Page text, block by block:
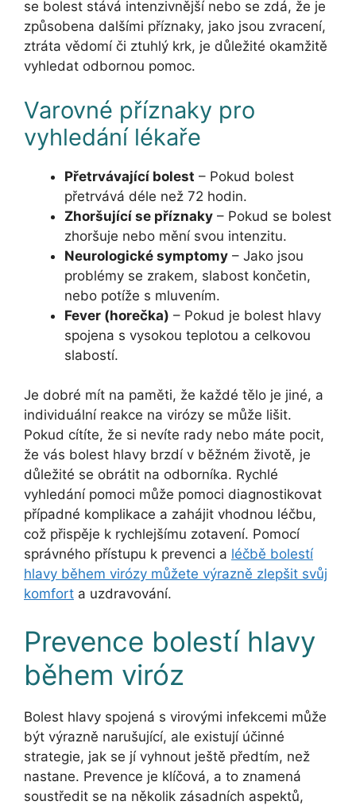
se bolest stává intenzivnější nebo se zdá, že je
způsobena dalšími příznaky, jako jsou zvracení,
ztráta vědomí či ztuhlý krk, je důležité okamžitě
vyhledat odbornou pomoc.
Varovné příznaky pro
vyhledání lékaře
Přetrvávající bolest – Pokud bolest
přetrvává déle než 72 hodin.
Zhoršující se příznaky – Pokud se bolest
zhoršuje nebo mění svou intenzitu.
Neurologické symptomy – Jako jsou
problémy se zrakem, slabost končetin,
nebo potíže s mluvením.
Fever (horečka) – Pokud je bolest hlavy
spojena s vysokou teplotou a celkovou
slabostí.
Je dobré mít na paměti, že každé tělo je jiné, a
individuální reakce na virózy se může lišit.
Pokud cítíte, že si nevíte rady nebo máte pocit,
že vás bolest hlavy brzdí v běžném životě, je
důležité se obrátit na odborníka. Rychlé
vyhledání pomoci může pomoci diagnostikovat
případné komplikace a zahájit vhodnou léčbu,
což přispěje k rychlejšímu zotavení. Pomocí
správného přístupu k prevenci a léčbě bolestí
hlavy během virózy můžete výrazně zlepšit svůj
komfort a uzdravování.
Prevence bolestí hlavy
během viróz
Bolest hlavy spojená s virovými infekcemi může
být výrazně narušující, ale existují účinné
strategie, jak se jí vyhnout ještě předtím, než
nastane. Prevence je klíčová, a to znamená
soustředit se na několik zásadních aspektů,